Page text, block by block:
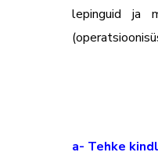
lepinguid ja
a- Tehke